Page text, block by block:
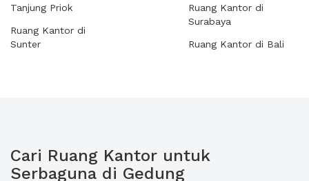
Tanjung Priok
Ruang Kantor di
Sunter
Ruang Kantor di
Surabaya
Ruang Kantor di Bali
Cari Ruang Kantor untuk
Serbaguna di Gedung